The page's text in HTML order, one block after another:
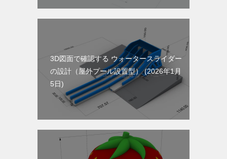
3D図面で確認する ウォータースライダー
の設計（屋外プール設置型） 2026年1月
5日